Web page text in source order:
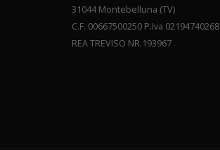
31044 Montebelluna (TV)
C.F. 00667500250 P.Iva 02194740268
REA TREVISO NR.193967